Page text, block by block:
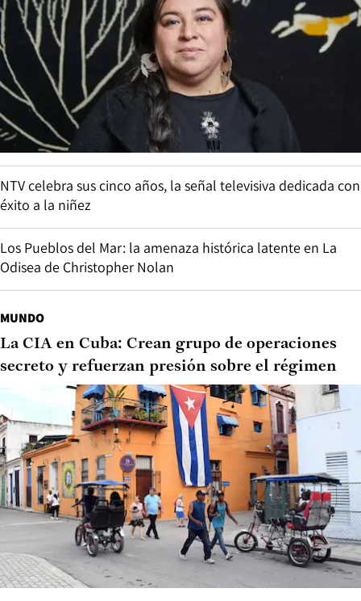
NTV celebra sus cinco años, la señal televisiva dedicada con
éxito a la niñez
Los Pueblos del Mar: la amenaza histórica latente en La
Odisea de Christopher Nolan
MUNDO
La CIA en Cuba: Crean grupo de operaciones
secreto y refuerzan presión sobre el régimen